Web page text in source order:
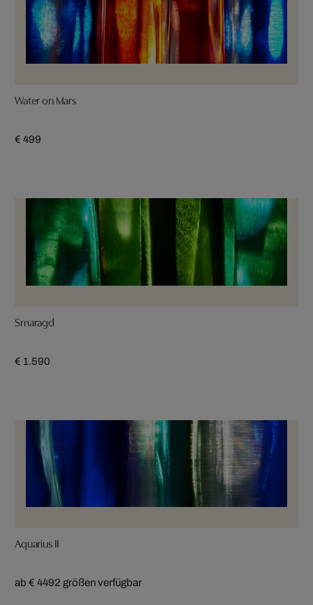
Water on Mars
€ 499
Smaragd
€ 1.590
Aquarius II
ab € 4492 größen verfügbar